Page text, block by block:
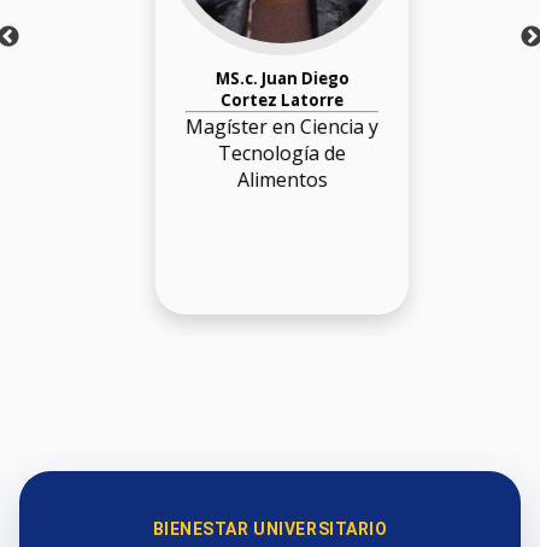
MS.c. Juan Diego
Cortez Latorre
Magíster en Ciencia y
Tecnología de
Alimentos
BIENESTAR UNIVERSITARIO